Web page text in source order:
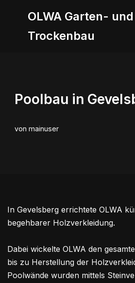
OLWA Garten- und
Trockenbau
Poolbau in
von mainuser
In Gevelsberg errichtete OLWA
begehbarer Holzverkleidung.
Dabei wickelte OLWA den
bis zu Herstellung der
Poolwände wurden mittels